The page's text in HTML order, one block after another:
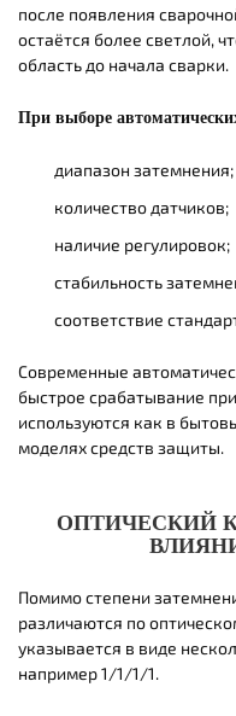
после появления
остаётся более светлой,
область до начала сварки.
При выборе
диапазон затемнения;
количество датчиков;
наличие регулировок;
стабильность
соответствие
Современные
быстрое срабатывание
используются как в
моделях средств защиты.
ОПТИЧЕСКИЙ
Помимо степени
различаются по
указывается в виде
например 1/1/1/1.